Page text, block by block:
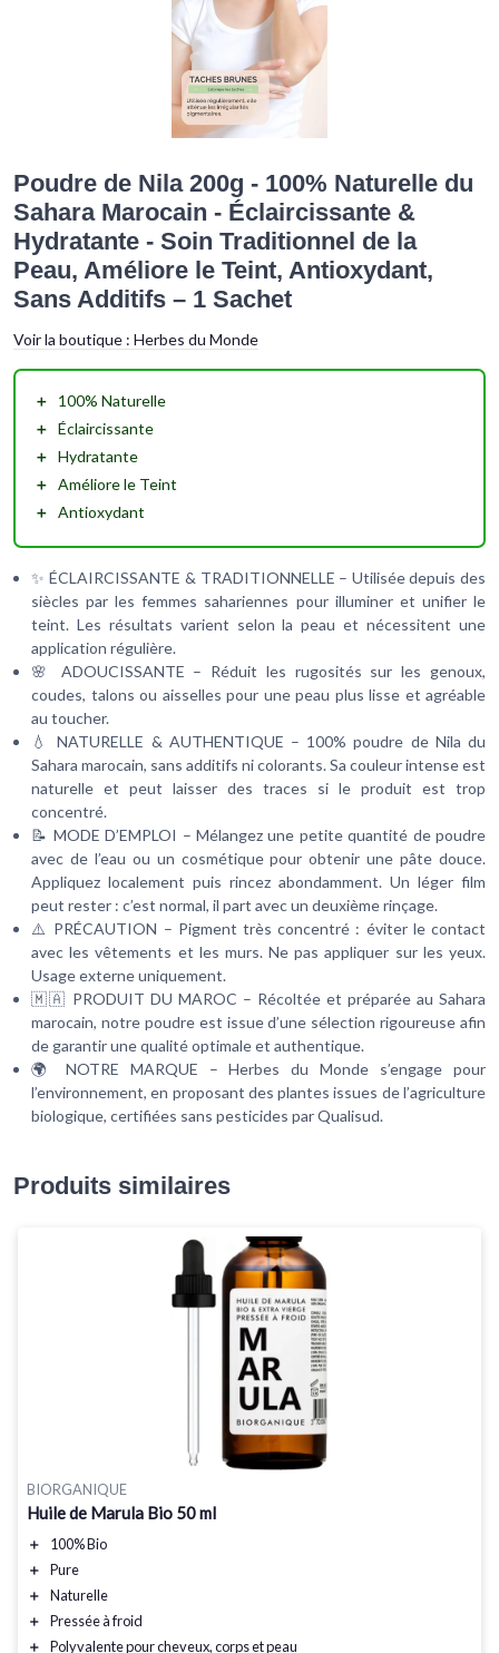
Poudre de Nila 200g - 100% Naturelle du
Sahara Marocain - Éclaircissante &
Hydratante - Soin Traditionnel de la
Peau, Améliore le Teint, Antioxydant,
Sans Additifs – 1 Sachet
Voir la boutique : Herbes du Monde
＋
100% Naturelle
＋ Éclaircissante
＋ Hydratante
＋ Améliore le Teint
＋ Antioxydant
✨ ÉCLAIRCISSANTE & TRADITIONNELLE – Utilisée depuis des
siècles par les femmes sahariennes pour illuminer et unifier le
teint. Les résultats varient selon la peau et nécessitent une
application régulière.
🌸 ADOUCISSANTE – Réduit les rugosités sur les genoux,
coudes, talons ou aisselles pour une peau plus lisse et agréable
au toucher.
💧 NATURELLE & AUTHENTIQUE – 100% poudre de Nila du
Sahara marocain, sans additifs ni colorants. Sa couleur intense est
naturelle et peut laisser des traces si le produit est trop
concentré.
📝 MODE D’EMPLOI – Mélangez une petite quantité de poudre
avec de l’eau ou un cosmétique pour obtenir une pâte douce.
Appliquez localement puis rincez abondamment. Un léger film
peut rester : c’est normal, il part avec un deuxième rinçage.
⚠️ PRÉCAUTION – Pigment très concentré : éviter le contact
avec les vêtements et les murs. Ne pas appliquer sur les yeux.
Usage externe uniquement.
🇲🇦 PRODUIT DU MAROC – Récoltée et préparée au Sahara
marocain, notre poudre est issue d’une sélection rigoureuse afin
de garantir une qualité optimale et authentique.
🌍 NOTRE MARQUE – Herbes du Monde s’engage pour
l’environnement, en proposant des plantes issues de l’agriculture
biologique, certifiées sans pesticides par Qualisud.
Produits similaires
BIORGANIQUE
Huile de Marula Bio 50 ml
＋
100% Bio
＋
Pure
＋
Naturelle
＋
Pressée à froid
＋
Polyvalente pour cheveux, corps et peau